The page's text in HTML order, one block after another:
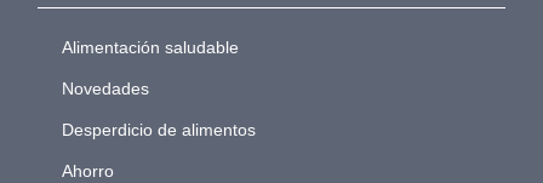
Alimentación saludable
Novedades
Desperdicio de alimentos
Ahorro